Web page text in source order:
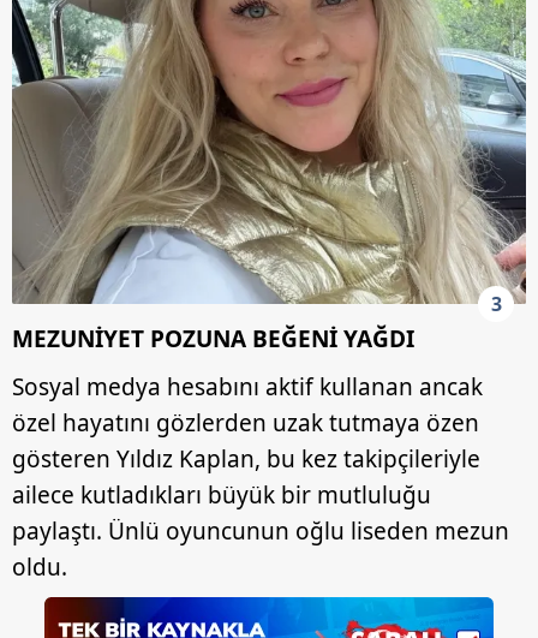
3
MEZUNİYET POZUNA BEĞENİ YAĞDI
Sosyal medya hesabını aktif kullanan ancak
özel hayatını gözlerden uzak tutmaya özen
gösteren Yıldız Kaplan, bu kez takipçileriyle
ailece kutladıkları büyük bir mutluluğu
paylaştı. Ünlü oyuncunun oğlu liseden mezun
oldu.